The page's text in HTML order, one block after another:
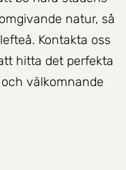
natur, så
Kontakta oss
hitta det perfekta
välkomnande